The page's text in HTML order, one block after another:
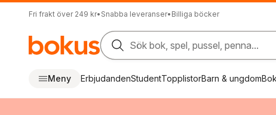
Fri frakt över 249 kr• Snabba leveranser• Billiga böcker
Sök bok, spel, pussel, penna...
Meny ErbjudandenStudentTopplistorBarn & ungdom